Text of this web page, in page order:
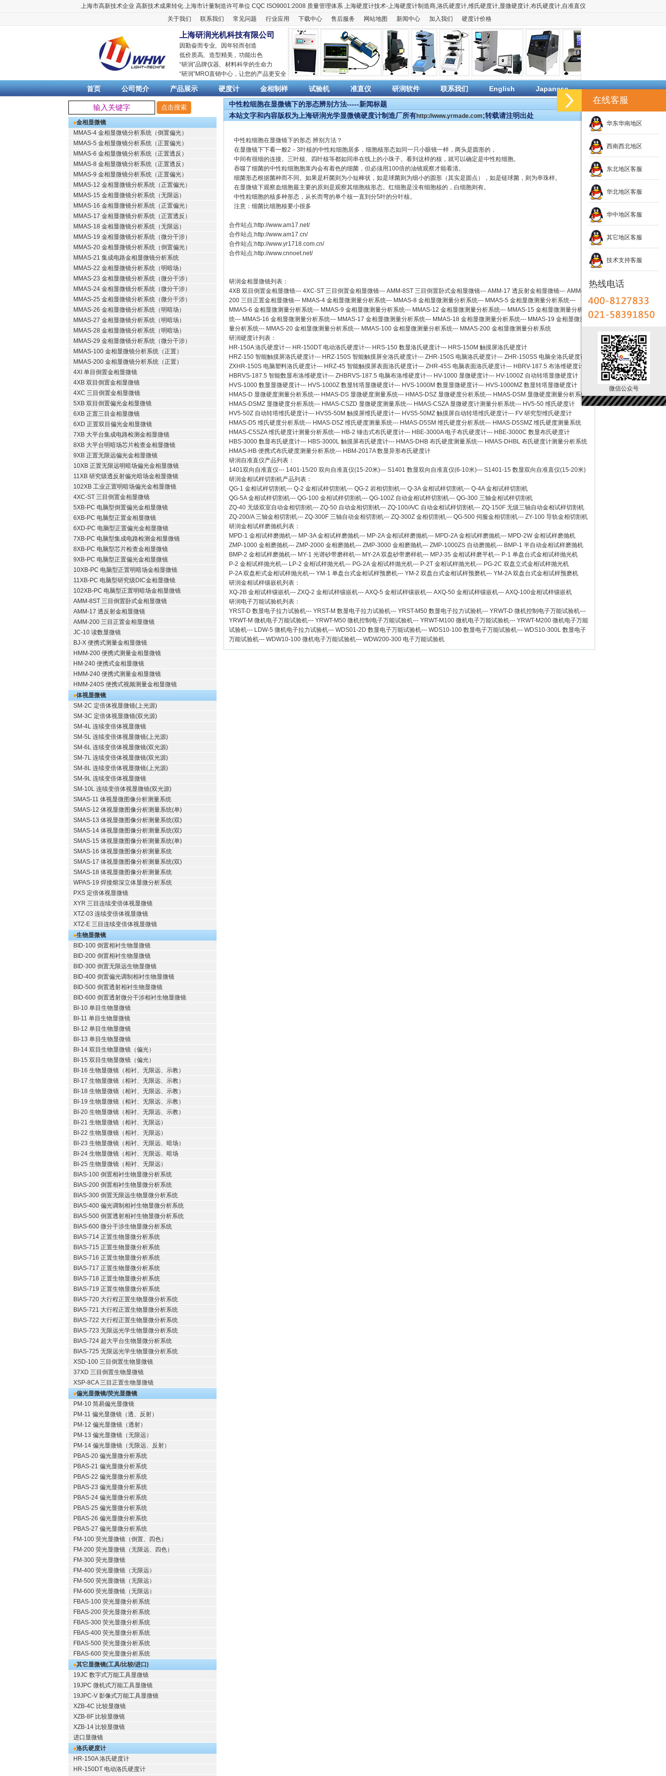
上海市高新技术企业 高新技术成果转化 上海市计量制造许可单位 CQC ISO9001:2008 质量管理体系 上海硬度计技术-上海硬度计制造商,洛氏硬度计,维氏硬度计,显微硬度计,布氏硬度计,自准直仪
关于我们
联系我们 常见问题 行业应用 下载中心 售后服务 网站地图 新闻中心 加入我们 硬度计价格
上海研润光机科技有限公司
因勤奋而专业, 因年轻而创造
低价质高, 造型精美 , 功能出色
“研润”品牌仪器, 材料科学的生命力
“研润”MRO直销中心，让您的产品更安全
首页 公司简介 产品展示 硬度计 金相制样 试验机 准直仪 研润软件 联系我们 English Japanese
金相显微镜
MMAS-4 金相显微镜分析系统（倒置偏光）
MMAS-5 金相显微镜分析系统（正置偏光）
MMAS-6 金相显微镜分析系统（正置透反）
MMAS-8 金相显微镜分析系统（正置透反）
MMAS-9 金相显微镜分析系统（正置偏光）
MMAS-12 金相显微镜分析系统（正置偏光）
MMAS-15 金相显微镜分析系统（无限远）
MMAS-16 金相显微镜分析系统（正置偏光）
MMAS-17 金相显微镜分析系统（正置透反）
MMAS-18 金相显微镜分析系统（无限远）
MMAS-19 金相显微镜分析系统（微分干涉）
MMAS-20 金相显微镜分析系统（倒置偏光）
MMAS-21 集成电路金相显微镜分析系统
MMAS-22 金相显微镜分析系统（明暗场）
MMAS-23 金相显微镜分析系统（微分干涉）
MMAS-24 金相显微镜分析系统（微分干涉）
MMAS-25 金相显微镜分析系统（微分干涉）
MMAS-26 金相显微镜分析系统（明暗场）
MMAS-27 金相显微镜分析系统（明暗场）
MMAS-28 金相显微镜分析系统（明暗场）
MMAS-29 金相显微镜分析系统（微分干涉）
MMAS-100 金相显微镜分析系统（正置）
MMAS-200 金相显微镜分析系统（正置）
4XI 单目倒置金相显微镜
4XB 双目倒置金相显微镜
4XC 三目倒置金相显微镜
5XB 双目倒置偏光金相显微镜
6XB 正置三目金相显微镜
6XD 正置双目偏光金相显微镜
7XB 大平台集成电路检测金相显微镜
8XB 大平台明暗场芯片检查金相显微镜
9XB 正置无限远偏光金相显微镜
10XB 正置无限远明暗场偏光金相显微镜
11XB 研究级透反射偏光暗场金相显微镜
102XB 工业正置明暗场偏光金相显微镜
4XC-ST 三目倒置金相显微镜
5XB-PC 电脑型倒置偏光金相显微镜
6XB-PC 电脑型正置金相显微镜
6XD-PC 电脑型正置偏光金相显微镜
7XB-PC 电脑型集成电路检测金相显微镜
8XB-PC 电脑型芯片检查金相显微镜
9XB-PC 电脑型正置偏光金相显微镜
10XB-PC 电脑型正置明暗场金相显微镜
11XB-PC 电脑型研究级DIC金相显微镜
102XB-PC 电脑型正置明暗场金相显微镜
AMM-8ST 三目倒置卧式金相显微镜
AMM-17 透反射金相显微镜
AMM-200 三目正置金相显微镜
JC-10 读数显微镜
BJ-X 便携式测量金相显微镜
HMM-200 便携式测量金相显微镜
HM-240 便携式金相显微镜
HMM-240 便携式测量金相显微镜
HMM-240S 便携式视频测量金相显微镜
体视显微镜
SM-2C 定倍体视显微镜(上光源)
SM-3C 定倍体视显微镜(双光源)
SM-4L 连续变倍体视显微镜
SM-5L 连续变倍体视显微镜(上光源)
SM-6L 连续变倍体视显微镜(双光源)
SM-7L 连续变倍体视显微镜(双光源)
SM-8L 连续变倍体视显微镜(上光源)
SM-9L 连续变倍体视显微镜
SM-10L 连续变倍体视显微镜(双光源)
SMAS-11 体视显微图像分析测量系统
SMAS-12 体视显微图像分析测量系统(单)
SMAS-13 体视显微图像分析测量系统(双)
SMAS-14 体视显微图像分析测量系统(双)
SMAS-15 体视显微图像分析测量系统(单)
SMAS-16 体视显微图像分析测量系统
SMAS-17 体视显微图像分析测量系统(双)
SMAS-18 体视显微图像分析测量系统
WPAS-19 焊接熔深立体显微分析系统
PXS 定倍体视显微镜
XYR 三目连续变倍体视显微镜
XTZ-03 连续变倍体视显微镜
XTZ-E 三目连续变倍体视显微镜
生物显微镜
BID-100 倒置相衬生物显微镜
BID-200 倒置相衬生物显微镜
BID-300 倒置无限远生物显微镜
BID-400 倒置偏光调制相衬生物显微镜
BID-500 倒置透射相衬生物显微镜
BID-600 倒置透射微分干涉相衬生物显微镜
BI-10 单目生物显微镜
BI-11 单目生物显微镜
BI-12 单目生物显微镜
BI-13 单目生物显微镜
BI-14 双目生物显微镜（偏光）
BI-15 双目生物显微镜（偏光）
BI-16 生物显微镜（相衬、无限远、示教）
BI-17 生物显微镜（相衬、无限远、示教）
BI-18 生物显微镜（相衬、无限远、示教）
BI-19 生物显微镜（相衬、无限远、示教）
BI-20 生物显微镜（相衬、无限远、示教）
BI-21 生物显微镜（相衬、无限远）
BI-22 生物显微镜（相衬、无限远）
BI-23 生物显微镜（相衬、无限远、暗场）
BI-24 生物显微镜（相衬、无限远、暗场
BI-25 生物显微镜（相衬、无限远）
BIAS-100 倒置相衬生物显微分析系统
BIAS-200 倒置相衬生物显微分析系统
BIAS-300 倒置无限远生物显微分析系统
BIAS-400 偏光调制相衬生物显微分析系统
BIAS-500 倒置透射相衬生物显微分析系统
BIAS-600 微分干涉生物显微分析系统
BIAS-714 正置生物显微分析系统
BIAS-715 正置生物显微分析系统
BIAS-716 正置生物显微分析系统
BIAS-717 正置生物显微分析系统
BIAS-718 正置生物显微分析系统
BIAS-719 正置生物显微分析系统
BIAS-720 大行程正置生物显微分析系统
BIAS-721 大行程正置生物显微分析系统
BIAS-722 大行程正置生物显微分析系统
BIAS-723 无限远光学生物显微分析系统
BIAS-724 超大平台生物显微分析系统
BIAS-725 无限远光学生物显微分析系统
XSD-100 三目倒置生物显微镜
37XD 三目倒置生物显微镜
XSP-8CA 三目正置生物显微镜
偏光显微镜/荧光显微镜
PM-10 简易偏光显微镜
PM-11 偏光显微镜（透、反射）
PM-12 偏光显微镜（透射）
PM-13 偏光显微镜（无限远）
PM-14 偏光显微镜（无限远、反射）
PBAS-20 偏光显微分析系统
PBAS-21 偏光显微分析系统
PBAS-22 偏光显微分析系统
PBAS-23 偏光显微分析系统
PBAS-24 偏光显微分析系统
PBAS-25 偏光显微分析系统
PBAS-26 偏光显微分析系统
PBAS-27 偏光显微分析系统
FM-100 荧光显微镜（倒置、四色）
FM-200 荧光显微镜（无限远、四色）
FM-300 荧光显微镜
FM-400 荧光显微镜（无限远）
FM-500 荧光显微镜（无限远）
FM-600 荧光显微镜（无限远）
FBAS-100 荧光显微分析系统
FBAS-200 荧光显微分析系统
FBAS-300 荧光显微分析系统
FBAS-400 荧光显微分析系统
FBAS-500 荧光显微分析系统
FBAS-600 荧光显微分析系统
其它显微镜(工具/比较/进口)
19JC 数字式万能工具显微镜
19JPC 微机式万能工具显微镜
19JPC-V 影像式万能工具显微镜
XZB-4C 比较显微镜
XZB-8F 比较显微镜
XZB-14 比较显微镜
进口显微镜
洛氏硬度计
HR-150A 洛氏硬度计
HR-150DT 电动洛氏硬度计
中性粒细胞在显微镜下的形态辨别方法-----新闻标题
本站文字和内容版权为上海研润光学显微镜硬度计制造厂所有http://www.yrmade.com;转载请注明出处
中性粒细胞在显微镜下的形态 辨别方法？
在显微镜下下看一般2－3叶核的中性粒细胞居多，细胞核形态如同一只小眼镜一样，两头是圆形的，
中间有很细的连接。三叶核、四叶核等都如同串在线上的小珠子。看到这样的核，就可以确定是中性粒细胞。
吞噬了细菌的中性粒细胞胞浆内会有着色的细菌，但必须用100倍的油镜观察才能看清。
细菌形态根据菌种而不同。如果是杆菌则为小短棒状，如是球菌则为细小的圆形（其实是圆点），如是链球菌，则为串珠样。
在显微镜下观察血细胞最主要的原则是观察其细胞核形态。红细胞是没有细胞核的，白细胞则有。
中性粒细胞的核多种形态，从长而弯的单个核一直到分5叶的分叶核。
注意：细菌比细胞核要小很多
合作站点:http://www.am17.net/
合作站点:http://www.am17.cn/
合作站点:http://www.yr1718.com.cn/
合作站点:http://www.cnnoet.net/
研润金相显微镜列表：
4XB 双目倒置金相显微镜--- 4XC-ST 三目倒置金相显微镜--- AMM-8ST 三目倒置卧式金相显微镜--- AMM-17 透反射金相显微镜--- AMM-
200 三目正置金相显微镜--- MMAS-4 金相显微测量分析系统--- MMAS-8 金相显微测量分析系统--- MMAS-5 金相显微测量分析系统---
MMAS-6 金相显微测量分析系统--- MMAS-9 金相显微测量分析系统--- MMAS-12 金相显微测量分析系统--- MMAS-15 金相显微测量分析系
统--- MMAS-16 金相显微测量分析系统--- MMAS-17 金相显微测量分析系统--- MMAS-18 金相显微测量分析系统--- MMAS-19 金相显微测
量分析系统--- MMAS-20 金相显微测量分析系统--- MMAS-100 金相显微测量分析系统--- MMAS-200 金相显微测量分析系统
研润硬度计列表：
HR-150A 洛氏硬度计--- HR-150DT 电动洛氏硬度计--- HRS-150 数显洛氏硬度计--- HRS-150M 触摸屏洛氏硬度计
HRZ-150 智能触摸屏洛氏硬度计--- HRZ-150S 智能触摸屏全洛氏硬度计--- ZHR-150S 电脑洛氏硬度计--- ZHR-150SS 电脑全洛氏硬度计
ZXHR-150S 电脑塑料洛氏硬度计--- HRZ-45 智能触摸屏表面洛氏硬度计--- ZHR-45S 电脑表面洛氏硬度计--- HBRV-187.5 布洛维硬度计
HBRVS-187.5 智能数显布洛维硬度计--- ZHBRVS-187.5 电脑布洛维硬度计--- HV-1000 显微硬度计--- HV-1000Z 自动转塔显微硬度计
HVS-1000 数显显微硬度计--- HVS-1000Z 数显转塔显微硬度计--- HVS-1000M 数显显微硬度计--- HVS-1000MZ 数显转塔显微硬度计
HMAS-D 显微硬度测量分析系统--- HMAS-DS 显微硬度测量系统--- HMAS-DSZ 显微硬度分析系统--- HMAS-DSM 显微硬度测量分析系统
HMAS-DSMZ 显微硬度分析系统--- HMAS-CSZD 显微硬度测量系统--- HMAS-CSZA 显微硬度计测量分析系统--- HV5-50 维氏硬度计
HV5-50Z 自动转塔维氏硬度计--- HVS5-50M 触摸屏维氏硬度计--- HVS5-50MZ 触摸屏自动转塔维氏硬度计--- FV 研究型维氏硬度计
HMAS-D5 维氏硬度分析系统--- HMAS-D5Z 维氏硬度测量系统--- HMAS-D5SM 维氏硬度分析系统--- HMAS-D5SMZ 维氏硬度测量系统
HMAS-C5SZA 维氏硬度计测量分析系统--- HB-2 锤击式布氏硬度计--- HBE-3000A 电子布氏硬度计--- HBE-3000C 数显布氏硬度计
HBS-3000 数显布氏硬度计--- HBS-3000L 触摸屏布氏硬度计--- HMAS-DHB 布氏硬度测量系统--- HMAS-DHBL 布氏硬度计测量分析系统
HMAS-HB 便携式布氏硬度测量分析系统--- HBM-2017A 数显异形布氏硬度计
研润自准直仪产品列表：
1401双向自准直仪--- 1401-15/20 双向自准直仪(15-20米)--- S1401 数显双向自准直仪(6-10米)--- S1401-15 数显双向自准直仪(15-20米)
研润金相试样切割机产品列表：
QG-1 金相试样切割机--- Q-2 金相试样切割机--- QG-2 岩相切割机--- Q-3A 金相试样切割机--- Q-4A 金相试样切割机
QG-5A 金相试样切割机--- QG-100 金相试样切割机--- QG-100Z 自动金相试样切割机--- QG-300 三轴金相试样切割机
ZQ-40 无级双室自动金相切割机--- ZQ-50 自动金相切割机--- ZQ-100/A/C 自动金相试样切割机--- ZQ-150F 无级三轴自动金相试样切割机
ZQ-200/A 三轴金相切割机--- ZQ-300F 三轴自动金相切割机--- ZQ-300Z 金相切割机--- QG-500 伺服金相切割机--- ZY-100 导轨金相切割机
研润金相试样磨抛机列表：
MPD-1 金相试样磨抛机--- MP-3A 金相试样磨抛机--- MP-2A 金相试样磨抛机--- MPD-2A 金相试样磨抛机--- MPD-2W 金相试样磨抛机
ZMP-1000 金相磨抛机--- ZMP-2000 金相磨抛机--- ZMP-3000 金相磨抛机--- ZMP-1000ZS 自动磨抛机--- BMP-1 半自动金相试样磨抛机
BMP-2 金相试样磨抛机--- MY-1 光谱砂带磨样机--- MY-2A 双盘砂带磨样机--- MPJ-35 金相试样磨平机--- P-1 单盘台式金相试样抛光机
P-2 金相试样抛光机--- LP-2 金相试样抛光机--- PG-2A 金相试样抛光机--- P-2T 金相试样抛光机--- PG-2C 双盘立式金相试样抛光机
P-2A 双盘柜式金相试样抛光机--- YM-1 单盘台式金相试样预磨机--- YM-2 双盘台式金相试样预磨机--- YM-2A 双盘台式金相试样预磨机
研润金相试样镶嵌机列表：
XQ-2B 金相试样镶嵌机--- ZXQ-2 金相试样镶嵌机--- AXQ-5 金相试样镶嵌机--- AXQ-50 金相试样镶嵌机--- AXQ-100金相试样镶嵌机
研润电子万能试验机列表：
YRST-D 数显电子拉力试验机--- YRST-M 数显电子拉力试验机--- YRST-M50 数显电子拉力试验机--- YRWT-D 微机控制电子万能试验机---
YRWT-M 微机电子万能试验机--- YRWT-M50 微机控制电子万能试验机--- YRWT-M100 微机电子万能试验机--- YRWT-M200 微机电子万能
试验机--- LDW-5 微机电子拉力试验机--- WDS01-2D 数显电子万能试验机--- WDS10-100 数显电子万能试验机--- WDS10-300L 数显电子
万能试验机--- WDW10-100 微机电子万能试验机--- WDW200-300 电子万能试验机
在线客服
华东华南地区
西南西北地区
东北地区客服
华北地区客服
华中地区客服
其它地区客服
技术支持客服
热线电话
微信公众号